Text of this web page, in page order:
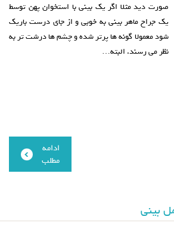
صورت دید مثلا اگر یک بینی با استخوان پهن توسط
یک جراح ماهر بینی به خوبی و از جای درست باریک
شود معمولا گونه ها پرتر شده و چشم ها درشت تر به
نظر می رسند. البته…
ادامه
مطلب
بینی